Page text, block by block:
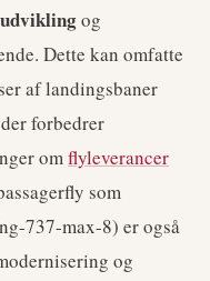
og
Dette kan omfatte
af landingsbaner
forbedrer
omflyleverancer
som
737-max-8) er også
og